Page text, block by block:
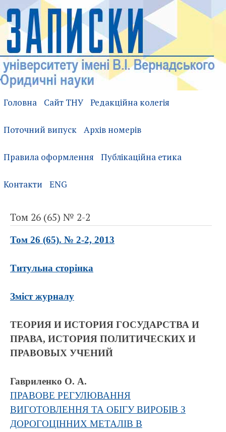
Головна Сайт ТНУ Редакційна колегія
Поточний випуск Архів номерів
Правила оформлення Публікаційна етика
Контакти ENG
Том 26 (65) № 2-2
Том 26 (65). № 2-2, 2013
Титульна сторінка
Зміст журналу
ТЕОРИЯ И ИСТОРИЯ ГОСУДАРСТВА И
ПРАВА, ИСТОРИЯ ПОЛИТИЧЕСКИХ И
ПРАВОВЫХ УЧЕНИЙ
Гавриленко О. А.
ПРАВОВЕ РЕГУЛЮВАННЯ
ВИГОТОВЛЕННЯ ТА ОБІГУ ВИРОБІВ З
ДОРОГОЦІННИХ МЕТАЛІВ В